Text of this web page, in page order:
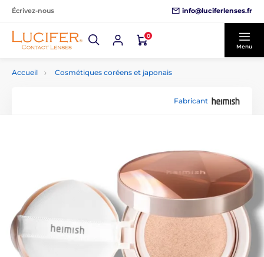
Écrivez-nous info@luciferlenses.fr
0
Menu
Accueil Cosmétiques coréens et japonais
Fabricant